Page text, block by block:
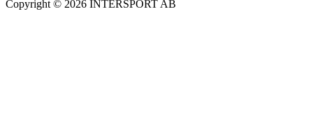
Copyright © 2026 INTERSPORT AB